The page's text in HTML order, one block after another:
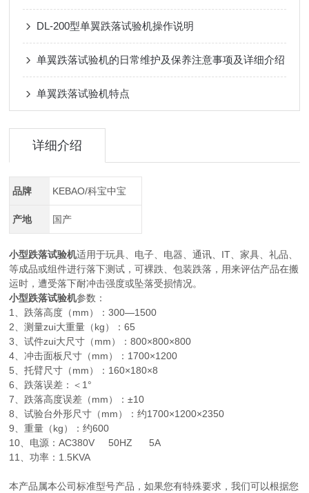
DL-200型单翼跌落试验机操作说明
单翼跌落试验机的日常维护及保养注意事项及详细介绍
单翼跌落试验机特点
详细介绍
品牌 KEBAO/科宝中宝
产地 国产
小型跌落试验机适用于玩具、电子、电器、通讯、IT、家具、礼品、
等成品或组件进行落下测试，可裸跌、包装跌落，用来评估产品在搬
运时，遭受落下耐冲击强度或坠落受损情况。
小型跌落试验机参数：
1、跌落高度（mm）：300—1500
2、测量zui大重量（kg）：65
3、试件zui大尺寸（mm）：800×800×800
4、冲击面板尺寸（mm）：1700×1200
5、托臂尺寸（mm）：160×180×8
6、跌落误差：＜1°
7、跌落高度误差（mm）：±10
8、试验台外形尺寸（mm）：约1700×1200×2350
9、重量（kg）：约600
10、电源：AC380V 50HZ 5A
11、功率：1.5KVA
本产品属本公司标准型号产品，如果您有特殊要求，我们可以根据您